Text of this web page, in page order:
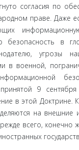
со­гласия по
праве. Даже
безопасность в
угрозы
военной,
9
в этой
на внешние
всего, конечно